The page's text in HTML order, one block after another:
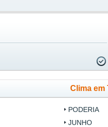
Clima em
PODERIA
JUNHO